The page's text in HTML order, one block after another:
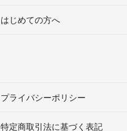
はじめての方へ
プライバシーポリシー
特定商取引法に基づく表記